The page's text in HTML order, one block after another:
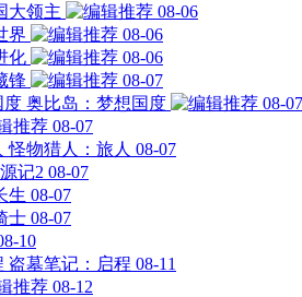
大领主
08-06
界
08-06
化
08-06
锋
08-07
奥比岛：梦想国度
08-07
08-07
怪物猎人：旅人 08-07
记2 08-07
生 08-07
士 08-07
10
盗墓笔记：启程 08-11
08-12